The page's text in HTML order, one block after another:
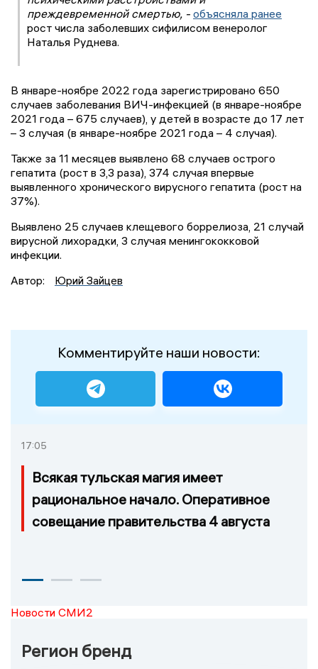
преждевременной смертью, - объясняла ранее
рост числа заболевших сифилисом венеролог
Наталья Руднева.
В январе-ноябре 2022 года зарегистрировано 650
случаев заболевания ВИЧ-инфекцией (в январе-ноябре
2021 года – 675 случаев), у детей в возрасте до 17 лет
– 3 случая (в январе-ноябре 2021 года – 4 случая).
Также за 11 месяцев выявлено 68 случаев острого
гепатита (рост в 3,3 раза), 374 случая впервые
выявленного хронического вирусного гепатита (рост на
37%).
Выявлено 25 случаев клещевого боррелиоза, 21 случай
вирусной лихорадки, 3 случая менингококковой
инфекции.
Автор:
Юрий Зайцев
Комментируйте наши новости:
17:05
Всякая тульская магия имеет
рациональное начало. Оперативное
совещание правительства 4 августа
Новости СМИ2
Регион бренд